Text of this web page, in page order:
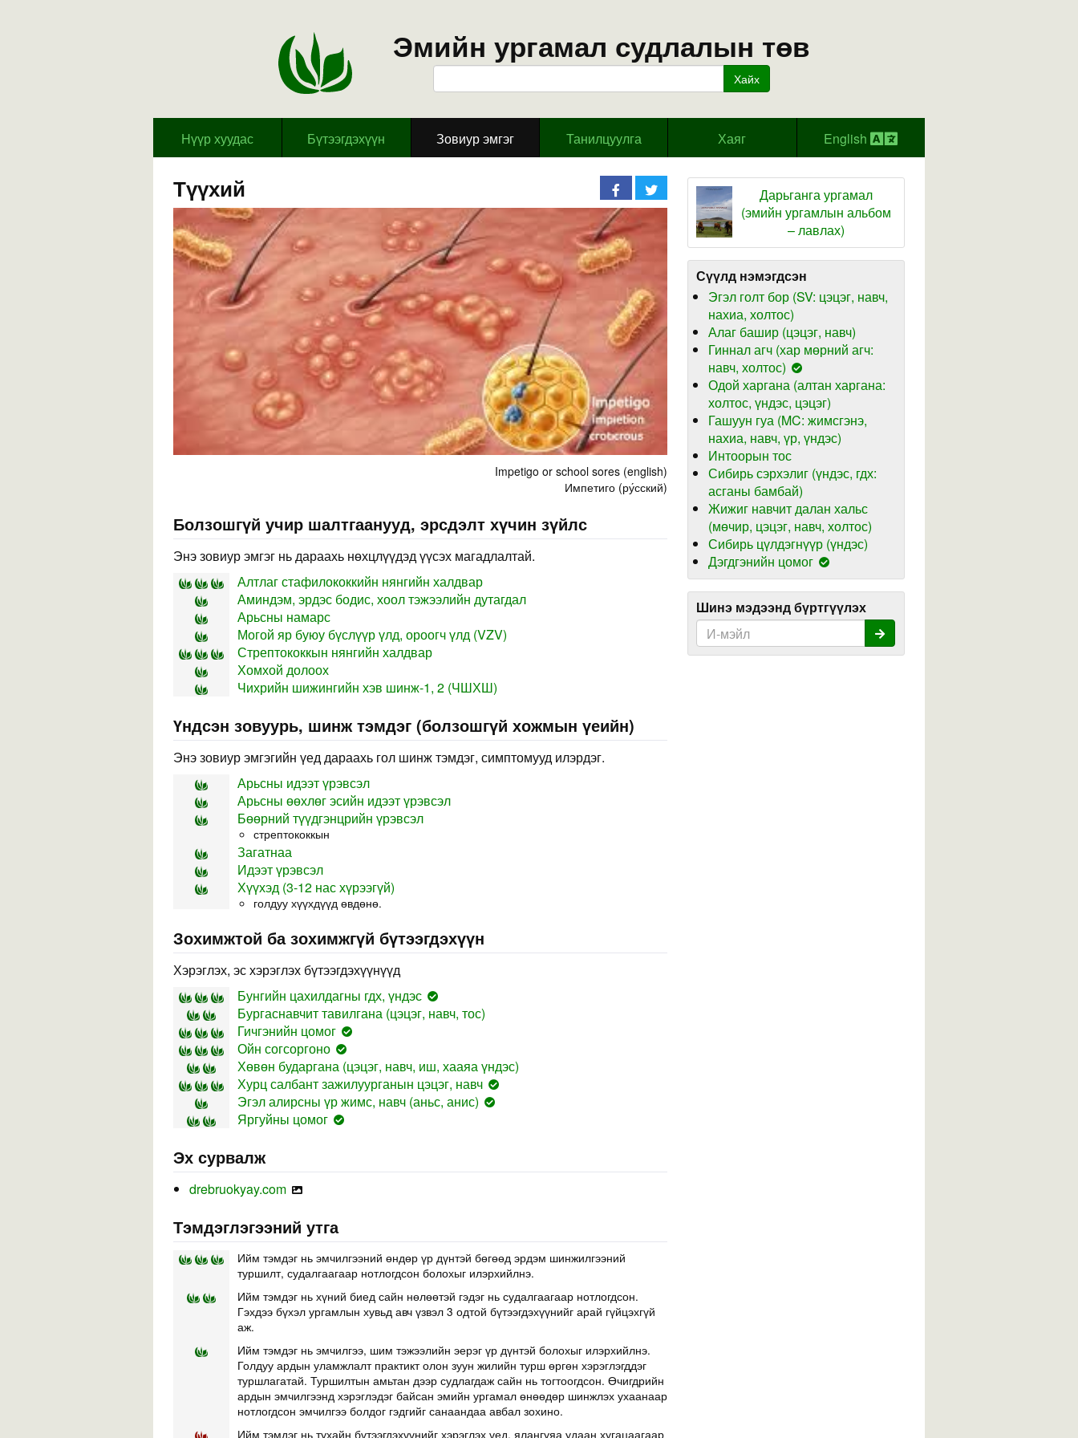
Эмийн ургамал судлалын төв
Хайх
Hүүр хуудас Бүтээгдэхүүн Зовиур эмгэг Танилцуулга Хаяг English
Түүхий
Impetigo or school sores (english)
Импетиго (ру́сский)
Болзошгүй учир шалтгаанууд, эрсдэлт хүчин зүйлс
Энэ зовиур эмгэг нь дараахь нөхцлүүдэд үүсэх магадлалтай.
Алтлаг стафилококкийн нянгийн халдвар
Аминдэм, эрдэс бодис, хоол тэжээлийн дутагдал
Арьсны намарс
Могой яр буюу бүслүүр үлд, ороогч үлд (VZV)
Стрептококкын нянгийн халдвар
Хомхой долоох
Чихрийн шижингийн хэв шинж-1, 2 (ЧШХШ)
Үндсэн зовуурь, шинж тэмдэг (болзошгүй хожмын үеийн)
Энэ зовиур эмгэгийн үед дараахь гол шинж тэмдэг, симптомууд илэрдэг.
Арьсны идээт үрэвсэл
Арьсны өөхлөг эсийн идээт үрэвсэл
Бөөрний түүдгэнцрийн үрэвсэл
стрептококкын
Загатнаа
Идээт үрэвсэл
Хүүхэд (3-12 нас хүрээгүй)
голдуу хүүхдүүд өвдөнө.
Зохимжтой ба зохимжгүй бүтээгдэхүүн
Хэрэглэх, эс хэрэглэх бүтээгдэхүүнүүд
Бунгийн цахилдагны гдх, үндэс
Бургаснавчит тавилгана (цэцэг, навч, тос)
Гичгэнийн цомог
Ойн согсоргоно
Хөвөн бударгана (цэцэг, навч, иш, хааяа үндэс)
Хурц салбант зажилуурганын цэцэг, навч
Эгэл алирсны үр жимс, навч (аньс, анис)
Яргуйны цомог
Эх сурвалж
drebruokyay.com
Тэмдэглэгээний утга
Ийм тэмдэг нь эмчилгээний өндөр үр дүнтэй бөгөөд эрдэм шинжилгээний
туршилт, судалгаагаар нотлогдсон болохыг илэрхийлнэ.
Ийм тэмдэг нь хүний биед сайн нөлөөтэй гэдэг нь судалгаагаар нотлогдсон.
Гэхдээ бүхэл ургамлын хувьд авч үзвэл 3 одтой бүтээгдэхүүнийг арай гүйцэхгүй
аж.
Ийм тэмдэг нь эмчилгээ, шим тэжээлийн эерэг үр дүнтэй болохыг илэрхийлнэ.
Голдуу ардын уламжлалт практикт олон зуун жилийн турш өргөн хэрэглэгддэг
туршлагатай. Туршилтын амьтан дээр судлагдаж сайн нь тогтоогдсон. Өчигдрийн
ардын эмчилгээнд хэрэглэдэг байсан эмийн ургамал өнөөдөр шинжлэх ухаанаар
нотлогдсон эмчилгээ болдог гэдгийг санаандаа авбал зохино.
Ийм тэмдэг нь тухайн бүтээгдэхүүнийг хэрэглэх үед, ялангуяа удаан хугацаагаар
Дарьганга ургамал
(эмийн ургамлын альбом
– лавлах)
Сүүлд нэмэгдсэн
Эгэл голт бор (SV: цэцэг, навч,
нахиа, холтос)
Алаг башир (цэцэг, навч)
Гиннал агч (хар мөрний агч:
навч, холтос)
Одой харгана (алтан харгана:
холтос, үндэс, цэцэг)
Гашуун гуа (MC: жимсгэнэ,
нахиа, навч, үр, үндэс)
Интоорын тос
Сибирь сэрхэлиг (үндэс, гдх:
асганы бамбай)
Жижиг навчит далан хальс
(мөчир, цэцэг, навч, холтос)
Сибирь цүлдэгнүүр (үндэс)
Дэгдгэнийн цомог
Шинэ мэдээнд бүртгүүлэх